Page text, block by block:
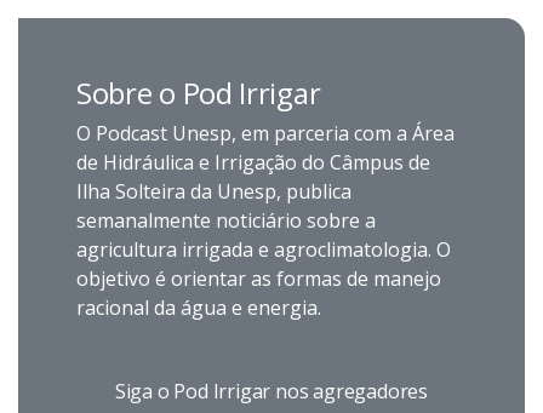
Sobre o Pod Irrigar
O Podcast Unesp, em parceria com a Área
de Hidráulica e Irrigação do Câmpus de
Ilha Solteira da Unesp, publica
semanalmente noticiário sobre a
agricultura irrigada e agroclimatologia. O
objetivo é orientar as formas de manejo
racional da água e energia.
Siga o Pod Irrigar nos agregadores